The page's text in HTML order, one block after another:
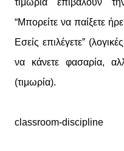
“Μπορείτε να παίξετε
Εσείς επιλέγετε”
να κάνετε φασαρία,
(τιμωρία).
classroom-discipline